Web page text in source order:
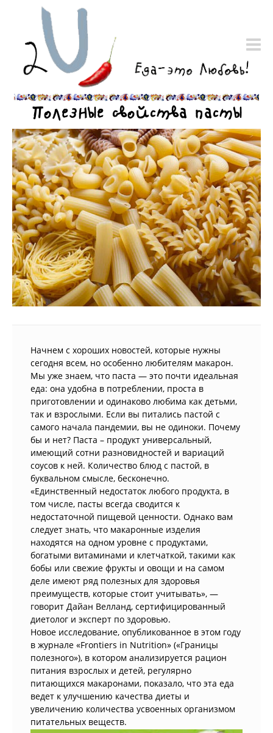
Полезные свойства пасты
Начнем с хороших новостей, которые нужны
сегодня всем, но особенно любителям макарон.
Мы уже знаем, что паста — это почти идеальная
еда: она удобна в потреблении, проста в
приготовлении и одинаково любима как детьми,
так и взрослыми. Если вы питались пастой с
самого начала пандемии, вы не одиноки. Почему
бы и нет? Паста – продукт универсальный,
имеющий сотни разновидностей и вариаций
соусов к ней. Количество блюд с пастой, в
буквальном смысле, бесконечно.
«Единственный недостаток любого продукта, в
том числе, пасты всегда сводится к
недостаточной пищевой ценности. Однако вам
следует знать, что макаронные изделия
находятся на одном уровне с продуктами,
богатыми витаминами и клетчаткой, такими как
бобы или свежие фрукты и овощи и на самом
деле имеют ряд полезных для здоровья
преимуществ, которые стоит учитывать», —
говорит Дайан Велланд, сертифицированный
диетолог и эксперт по здоровью.
Новое исследование, опубликованное в этом году
в журнале «Frontiers in Nutrition» («Границы
полезного»), в котором анализируется рацион
питания взрослых и детей, регулярно
питающихся макаронами, показало, что эта еда
ведет к улучшению качества диеты и
увеличению количества усвоенных организмом
питательных веществ.